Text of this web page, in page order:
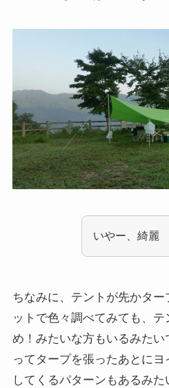
いやー、綺麗
ちなみに、テントが先かタ
ットで色々調べてみても、
め！みたいな方もいるみた
ってタープを張ったあとに
してくるパターンもあるみ